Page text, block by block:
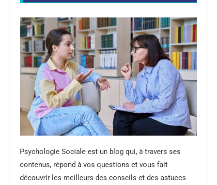
Psychologie Sociale est un blog qui, à travers ses
contenus, répond à vos questions et vous fait
découvrir les meilleurs des conseils et des astuces